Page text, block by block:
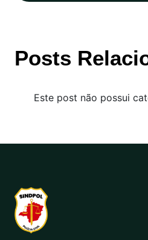
Posts
Este post não possui